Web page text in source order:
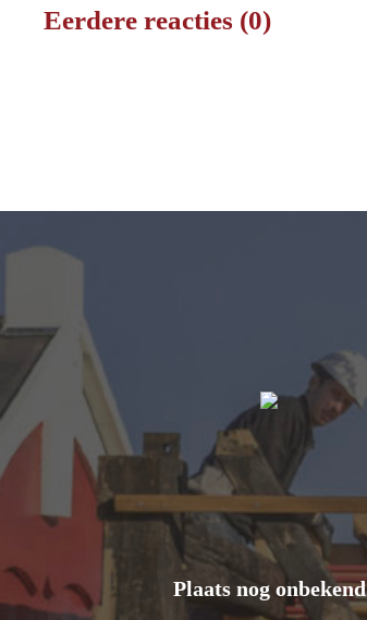
Eerdere reacties (0)
Plaats nog onbekend